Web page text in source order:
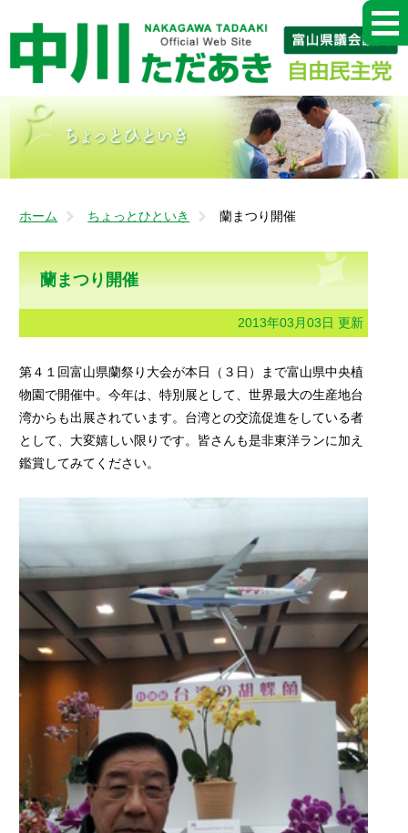
ホーム ちょっとひといき 蘭まつり開催
蘭まつり開催
2013年03月03日 更新
第４１回富山県蘭祭り大会が本日（３日）まで富山県中央植
物園で開催中。今年は、特別展として、世界最大の生産地台
湾からも出展されています。台湾との交流促進をしている者
として、大変嬉しい限りです。皆さんも是非東洋ランに加え
鑑賞してみてください。